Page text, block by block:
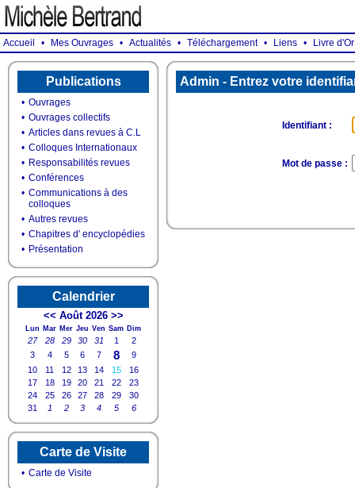
Accueil • Mes Ouvrages • Actualités • Téléchargement • Liens • Livre d'Or
Publications
• Ouvrages
• Ouvrages collectifs
• Articles dans revues à C.L
• Colloques Internationaux
• Responsabilités revues
• Conférences
• Communications à des
colloques
• Autres revues
• Chapitres d' encyclopédies
• Présentation
Calendrier
<< Août 2026 >>
Lun Mar Mer Jeu Ven Sam Dim
27 28 29 30 31 1
2
3
4 5 6 7 8
9
10
11 12 13 14 15
16
17
18 19 20 21 22
23
24
25 26 27 28 29
30
31
1 2 3 4 5 6
Carte de Visite
• Carte de Visite
Admin - Entrez votre
Identifiant :
Mot de passe :